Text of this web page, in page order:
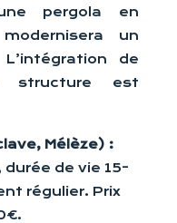
pergola en
un
de
structure est
Mélèze) :
de vie 15-
régulier. Prix